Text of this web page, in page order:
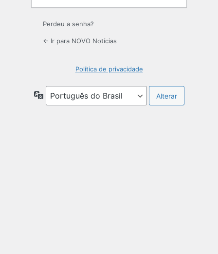
Perdeu a senha?
← Ir para NOVO Notícias
Política de privacidade
Idioma